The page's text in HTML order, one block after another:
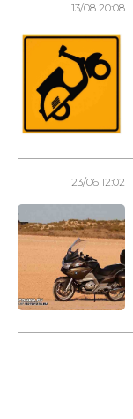
13/08 20:08
23/06 12:02